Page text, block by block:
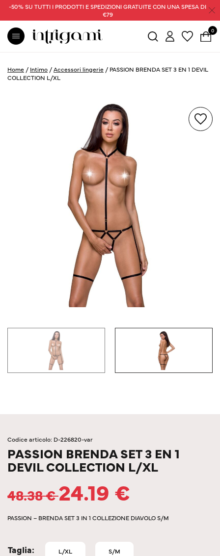
-50% SU TUTTI I PRODOTTI E SPEDIZIONI GRATUITE CON UNA SPESA DI
€79
0
Home / Intimo /Accessori lingerie / PASSION BRENDA SET 3 EN 1 DEVIL
COLLECTION L/XL
Codice articolo: D-226820-var
PASSION BRENDA SET 3 EN 1
DEVIL COLLECTION L/XL
48.38€24.19 €
PASSION – BRENDA SET 3 IN 1 COLLEZIONE DIAVOLO S/M
Taglia L/XL S/M